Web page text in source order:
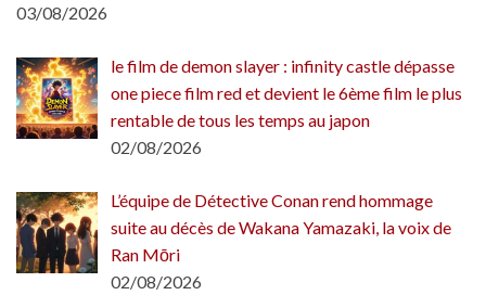
03/08/2026
le film de demon slayer : infinity castle dépasse
one piece film red et devient le 6ème film le plus
rentable de tous les temps au japon
02/08/2026
L’équipe de Détective Conan rend hommage
suite au décès de Wakana Yamazaki, la voix de
Ran Mōri
02/08/2026